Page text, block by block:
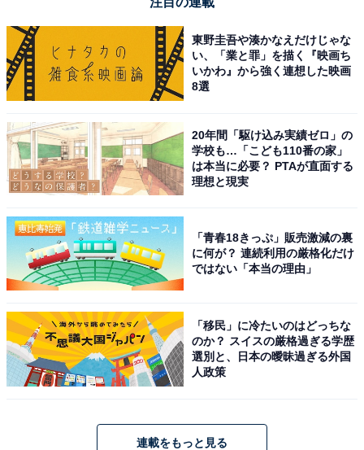
※回答者からのコメントは原文ママです
※記事内容は執筆時点のものです。最新の内容をご確認
ください
次ページ 7位までのランキング結果を見る
東野圭吾や湊かなえだけじゃな
い、「業と罪」を描く『映画ち
いかわ』から強く連想した映画
8選
20年間「駆け込み実績ゼロ」の
学校も…「こども110番の家」
は本当に必要？ PTAが直面する
理想と現実
「青春18きっぷ」販売激減の裏
に何が？ 連続利用の厳格化だけ
ではない「本当の理由」
「移民」に冷たいのはどっちな
のか？ スイスの厳格過ぎる学歴
選別と、日本の曖昧過ぎる外国
人政策
連載をもっと見る